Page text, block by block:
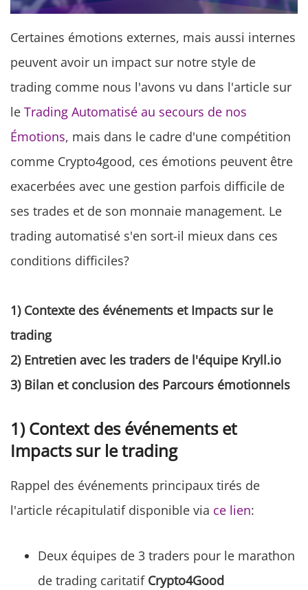
Certaines émotions externes, mais aussi internes
peuvent avoir un impact sur notre style de
trading comme nous l'avons vu dans l'article sur
le Trading Automatisé au secours de nos
Émotions, mais dans le cadre d'une compétition
comme Crypto4good, ces émotions peuvent être
exacerbées avec une gestion parfois difficile de
ses trades et de son monnaie management. Le
trading automatisé s'en sort-il mieux dans ces
conditions difficiles?
1) Contexte des événements et Impacts sur le
trading
2) Entretien avec les traders de l'équipe Kryll.io
3) Bilan et conclusion des Parcours émotionnels
1) Context des événements et
Impacts sur le trading
Rappel des événements principaux tirés de
l'article récapitulatif disponible via ce lien:
Deux équipes de 3 traders pour le marathon
de trading caritatif Crypto4Good